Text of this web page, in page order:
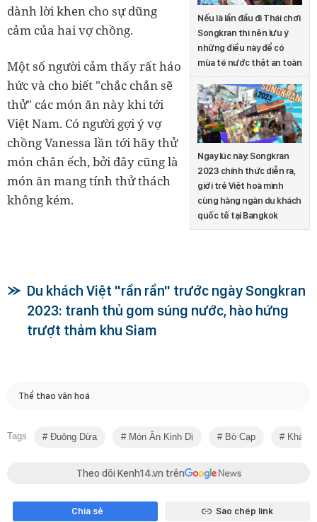
Nếu là lần đầu đi Thái chơi
Songkran thì nên lưu ý
những điều này để có
mùa té nước thật an toàn
Ngay lúc này: Songkran
2023 chính thức diễn ra,
giới trẻ Việt hoà mình
cùng hàng ngàn du khách
quốc tế tại Bangkok
dành lời khen cho sự dũng
cảm của hai vợ chồng.
Một số người cảm thấy rất háo
hức và cho biết "chắc chắn sẽ
thử" các món ăn này khi tới
Việt Nam. Có người gợi ý vợ
chồng Vanessa lần tới hãy thử
món chân ếch, bởi đây cũng là
món ăn mang tính thử thách
không kém.
Du khách Việt "rần rần" trước ngày Songkran
2023: tranh thủ gom súng nước, hào hứng
trượt thảm khu Siam
Thể thao văn hoá
Tags Đuông Dừa Món Ăn Kinh Dị Bò Cạp Khách
Theo dõi Kenh14.vn trên
Chia sẻ Sao chép link